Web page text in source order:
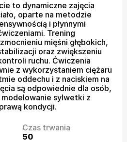
to dynamiczne zajęcia
oparte na metodzie
i płynnymi
Trening
mięśni głębokich,
oraz zwiększeniu
ruchu. Ćwiczenia
z wykorzystaniem ciężaru
oddechu i z naciskiem na
są odpowiednie dla osób,
sylwetki z
kondycji.
Czas trwania
50